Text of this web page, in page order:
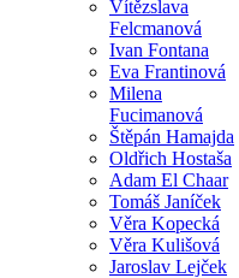
Vítězslava
Felcmanová
Ivan Fontana
Eva Frantinová
Milena
Fucimanová
Štěpán Hamajda
Oldřich Hostaša
Adam El Chaar
Tomáš Janíček
Věra Kopecká
Věra Kulišová
Jaroslav Lejček